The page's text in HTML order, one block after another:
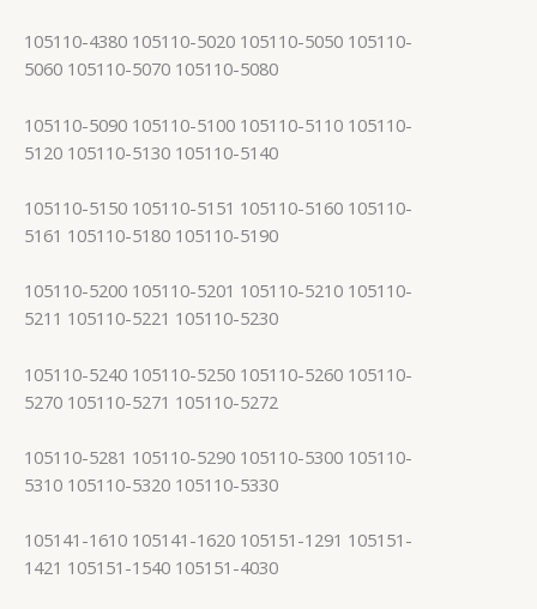
105110-4380 105110-5020 105110-5050 105110-
5060 105110-5070 105110-5080
105110-5090 105110-5100 105110-5110 105110-
5120 105110-5130 105110-5140
105110-5150 105110-5151 105110-5160 105110-
5161 105110-5180 105110-5190
105110-5200 105110-5201 105110-5210 105110-
5211 105110-5221 105110-5230
105110-5240 105110-5250 105110-5260 105110-
5270 105110-5271 105110-5272
105110-5281 105110-5290 105110-5300 105110-
5310 105110-5320 105110-5330
105141-1610 105141-1620 105151-1291 105151-
1421 105151-1540 105151-4030